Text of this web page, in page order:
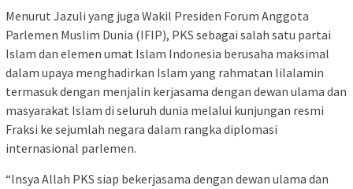
Menurut Jazuli yang juga Wakil Presiden Forum Anggota
Parlemen Muslim Dunia (IFIP), PKS sebagai salah satu partai
Islam dan elemen umat Islam Indonesia berusaha maksimal
dalam upaya menghadirkan Islam yang rahmatan lilalamin
termasuk dengan menjalin kerjasama dengan dewan ulama dan
masyarakat Islam di seluruh dunia melalui kunjungan resmi
Fraksi ke sejumlah negara dalam rangka diplomasi
internasional parlemen.
“Insya Allah PKS siap bekerjasama dengan dewan ulama dan